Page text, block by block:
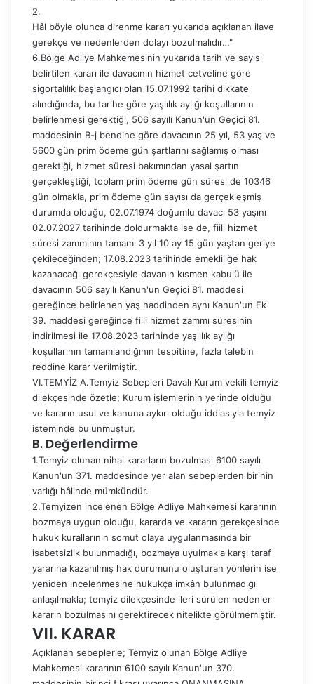
2.
Hâl böyle olunca direnme kararı yukarıda açıklanan ilave
gerekçe ve nedenlerden dolayı bozulmalıdır…"
6.Bölge Adliye Mahkemesinin yukarıda tarih ve sayısı
belirtilen kararı ile davacının hizmet cetveline göre
sigortalılık başlangıcı olan 15.07.1992 tarihi dikkate
alındığında, bu tarihe göre yaşlılık aylığı koşullarının
belirlenmesi gerektiği, 506 sayılı Kanun'un Geçici 81.
maddesinin B-j bendine göre davacının 25 yıl, 53 yaş ve
5600 gün prim ödeme gün şartlarını sağlamış olması
gerektiği, hizmet süresi bakımından yasal şartın
gerçekleştiği, toplam prim ödeme gün süresi de 10346
gün olmakla, prim ödeme gün sayısı da gerçekleşmiş
durumda olduğu, 02.07.1974 doğumlu davacı 53 yaşını
02.07.2027 tarihinde doldurmakta ise de, fiili hizmet
süresi zammının tamamı 3 yıl 10 ay 15 gün yaştan geriye
çekileceğinden; 17.08.2023 tarihinde emekliliğe hak
kazanacağı gerekçesiyle davanın kısmen kabulü ile
davacının 506 sayılı Kanun'un Geçici 81. maddesi
gereğince belirlenen yaş haddinden aynı Kanun'un Ek
39. maddesi gereğince fiili hizmet zammı süresinin
indirilmesi ile 17.08.2023 tarihinde yaşlılık aylığı
koşullarının tamamlandığının tespitine, fazla talebin
reddine karar verilmiştir.
VI.TEMYİZ A.Temyiz Sebepleri Davalı Kurum vekili temyiz
dilekçesinde özetle; Kurum işlemlerinin yerinde olduğu
ve kararın usul ve kanuna aykırı olduğu iddiasıyla temyiz
isteminde bulunmuştur.
B. Değerlendirme
1.Temyiz olunan nihai kararların bozulması 6100 sayılı
Kanun'un 371. maddesinde yer alan sebeplerden birinin
varlığı hâlinde mümkündür.
2.Temyizen incelenen Bölge Adliye Mahkemesi kararının
bozmaya uygun olduğu, kararda ve kararın gerekçesinde
hukuk kurallarının somut olaya uygulanmasında bir
isabetsizlik bulunmadığı, bozmaya uyulmakla karşı taraf
yararına kazanılmış hak durumunu oluşturan yönlerin ise
yeniden incelenmesine hukukça imkân bulunmadığı
anlaşılmakla; temyiz dilekçesinde ileri sürülen nedenler
kararın bozulmasını gerektirecek nitelikte görülmemiştir.
VII. KARAR
Açıklanan sebeplerle; Temyiz olunan Bölge Adliye
Mahkemesi kararının 6100 sayılı Kanun'un 370.